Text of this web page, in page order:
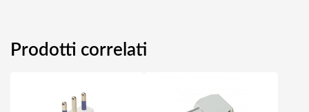
Prodotti correlati